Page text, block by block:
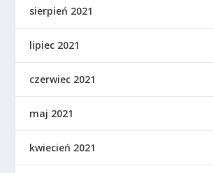
sierpień 2021
lipiec 2021
czerwiec 2021
maj 2021
kwiecień 2021